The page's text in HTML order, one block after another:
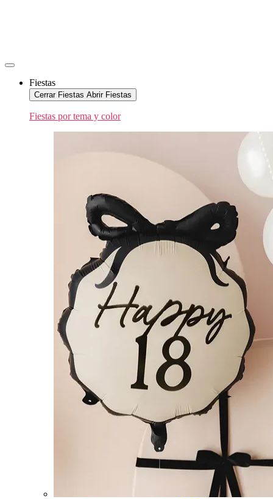
Fiestas
Cerrar Fiestas Abrir Fiestas
Fiestas por tema y color